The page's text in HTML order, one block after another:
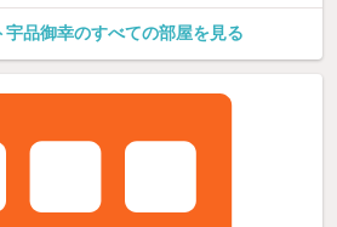
宇品御幸のすべての部屋を見る